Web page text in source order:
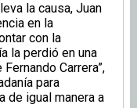
la causa, Juan
en la
con la
la perdió en una
Carrera”,
para
de igual manera a